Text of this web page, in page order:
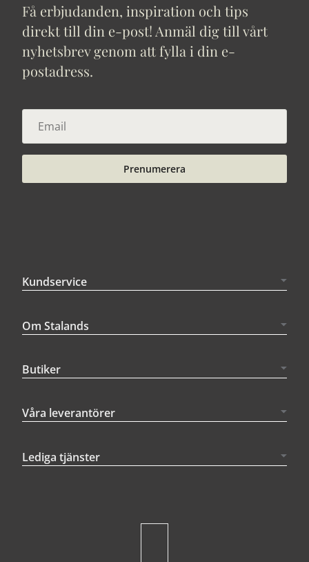
Få erbjudanden, inspiration och tips
direkt till din e-post! Anmäl dig till vårt
nyhetsbrev genom att fylla i din e-
postadress.
Prenumerera
Kundservice
Om Stalands
Butiker
Våra leverantörer
Lediga tjänster